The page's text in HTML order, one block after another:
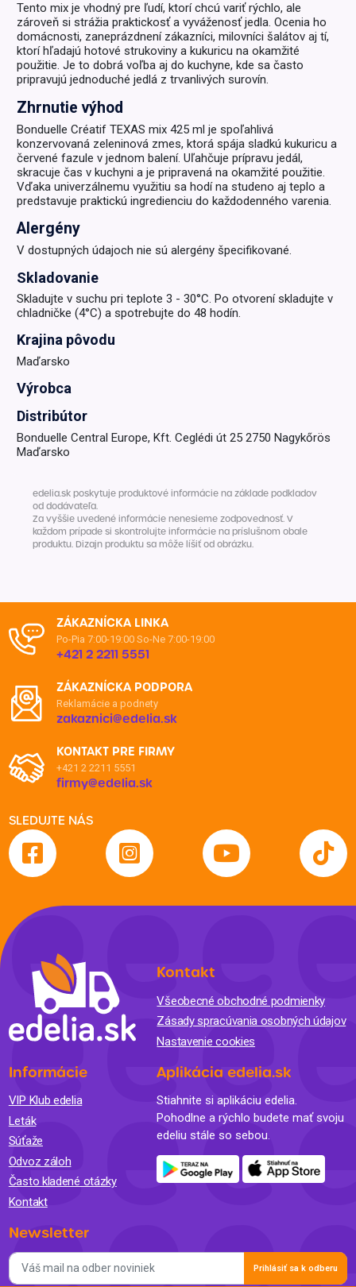
Tento mix je vhodný pre ľudí, ktorí chcú variť rýchlo, ale
zároveň si strážia praktickosť a vyváženosť jedla. Ocenia ho
domácnosti, zaneprázdnení zákazníci, milovníci šalátov aj tí,
ktorí hľadajú hotové strukoviny a kukuricu na okamžité
použitie. Je to dobrá voľba aj do kuchyne, kde sa často
pripravujú jednoduché jedlá z trvanlivých surovín.
Zhrnutie výhod
Bonduelle Créatif TEXAS mix 425 ml je spoľahlivá
konzervovaná zeleninová zmes, ktorá spája sladkú kukuricu a
červené fazule v jednom balení. Uľahčuje prípravu jedál,
skracuje čas v kuchyni a je pripravená na okamžité použitie.
Vďaka univerzálnemu využitiu sa hodí na studeno aj teplo a
predstavuje praktickú ingredienciu do každodenného varenia.
Alergény
V dostupných údajoch nie sú alergény špecifikované.
Skladovanie
Skladujte v suchu pri teplote 3 - 30°C. Po otvorení skladujte v
chladničke (4°C) a spotrebujte do 48 hodín.
Krajina pôvodu
Maďarsko
Výrobca
Distribútor
Bonduelle Central Europe, Kft. Ceglédi út 25 2750 Nagykőrös
Maďarsko
edelia.sk poskytuje produktové informácie na základe podkladov
od dodávateľa.
Za vyššie uvedené informácie nenesieme zodpovednosť. V
každom prípade si skontrolujte informácie na príslušnom obale
produktu. Dizajn produktu sa môže líšiť od obrázku.
ZÁKAZNÍCKA LINKA
Po-Pia 7:00-19:00 So-Ne 7:00-19:00
+421 2 2211 5551
ZÁKAZNÍCKA PODPORA
Reklamácie a podnety
zakaznici@edelia.sk
KONTAKT PRE FIRMY
+421 2 2211 5551
firmy@edelia.sk
SLEDUJTE NÁS
Kontakt
Všeobecné obchodné podmienky
Zásady spracúvania osobných údajov
Nastavenie cookies
Informácie
VIP Klub edelia
Leták
Súťaže
Odvoz záloh
Často kladené otázky
Kontakt
Aplikácia edelia.sk
Stiahnite si aplikáciu edelia.
Pohodlne a rýchlo budete mať svoju
edeliu stále so sebou.
Newsletter
Prihlásiť sa k odberu